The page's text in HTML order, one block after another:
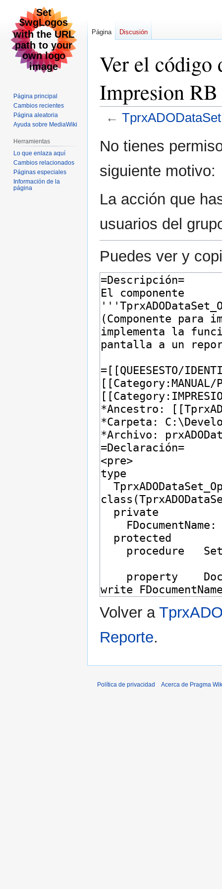
Ver el código
Impresion
←
a
navegación
a
búsqueda
No tienes
siguiente motivo:
La acción que
usuarios del
Puedes ver y
Volver a
Reporte.
Página Discusión
Página principal
Cambios recientes
Página aleatoria
Ayuda sobre MediaWiki
Herramientas
Lo que enlaza aquí
Cambios relacionados
Páginas especiales
Información de la
página
Política de privacidad Acerca de Pragma